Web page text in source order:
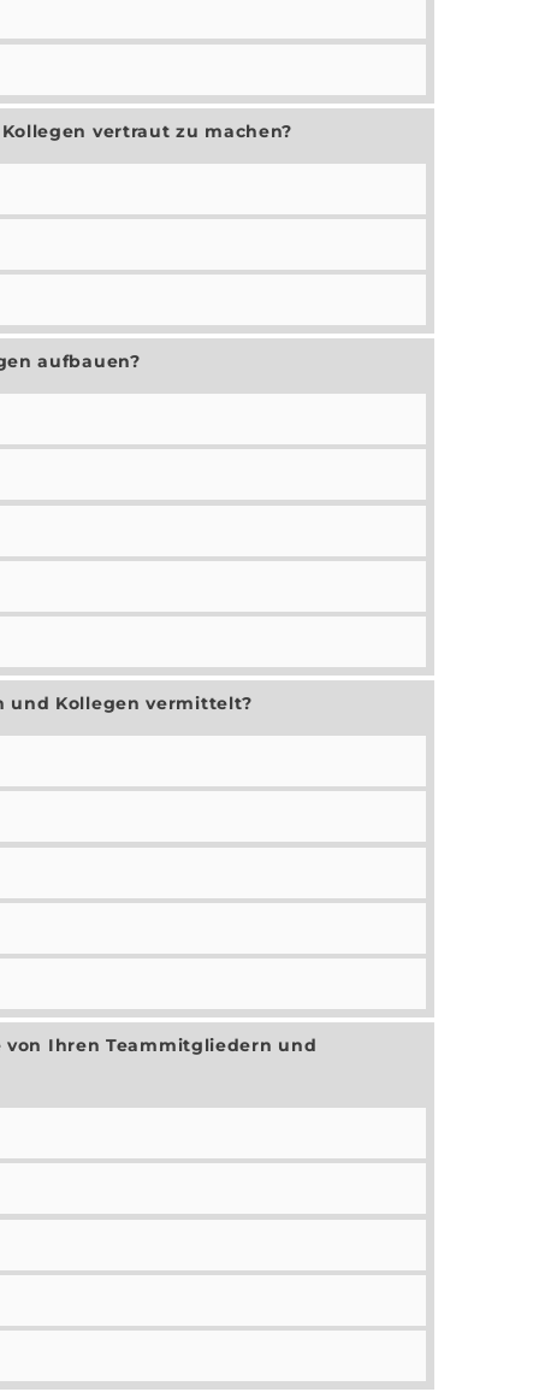
vertraut zu machen?
aufbauen?
und Kollegen vermittelt?
Ihren Teammitgliedern und